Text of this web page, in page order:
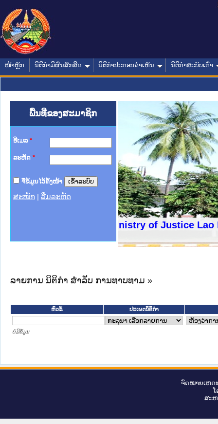
ໜ້າຫຼັກ ນິຕິກໍາມີຜົນສັກສິດ ນິຕິກໍາປະກອບຄໍາເຫັນ ນິຕິກໍາສະບັບເກົ່າ
ພື້ນທີ່ຂອງສະມາຊິກ
ອີເມລ *
ລະຫັດ *
ຈື່ຂໍ້ມູນໄວ້ຄັ້ງໜ້າ
ສະໝັກ ລືມລະຫັດ
Ministry of Justice Lao PDR
າຊົນ ພາກເໜືອ
ການ
ກາງ
ໃຕ້
ຕຳຫຼວດປະຊາຊົນ
ສັນຕິບານປະຊາຊົນ
ກເໜືອ
າຊົນ ພາກກາງ
ລາຍການ ນິຕິກໍາ ສໍາລັບ ການທາບທາມ »
ຫົວຂໍ້ ປະເພດນິຕິກຳ
ບໍ່ມີຂໍ້ມູນ
ຈົດ​ໝາຍ​ເຫດ​
ສະ​ຫ